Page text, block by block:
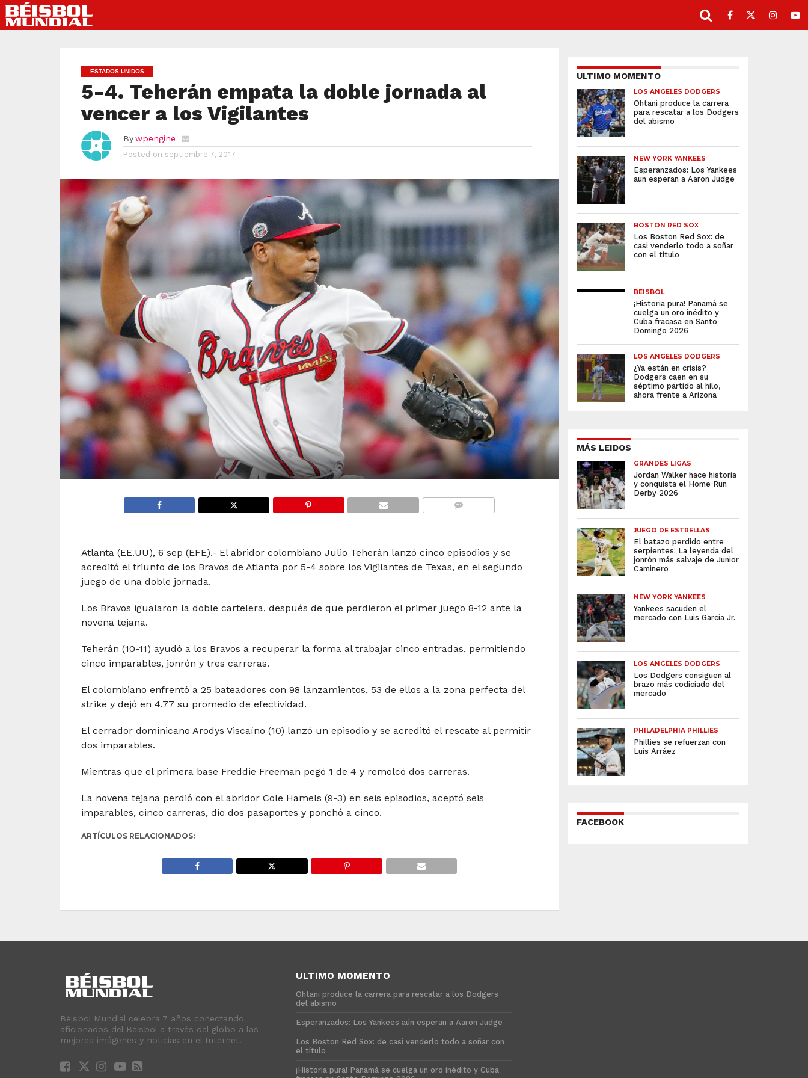
ESTADOS UNIDOS
5-4. Teherán empata la doble jornada al
vencer a los Vigilantes
By wpengine
Posted on septiembre 7, 2017
Atlanta (EE.UU), 6 sep (EFE).- El abridor colombiano Julio Teherán lanzó cinco episodios y se
acreditó el triunfo de los Bravos de Atlanta por 5-4 sobre los Vigilantes de Texas, en el segundo
juego de una doble jornada.
Los Bravos igualaron la doble cartelera, después de que perdieron el primer juego 8-12 ante la
novena tejana.
Teherán (10-11) ayudó a los Bravos a recuperar la forma al trabajar cinco entradas, permitiendo
cinco imparables, jonrón y tres carreras.
El colombiano enfrentó a 25 bateadores con 98 lanzamientos, 53 de ellos a la zona perfecta del
strike y dejó en 4.77 su promedio de efectividad.
El cerrador dominicano Arodys Viscaíno (10) lanzó un episodio y se acreditó el rescate al permitir
dos imparables.
Mientras que el primera base Freddie Freeman pegó 1 de 4 y remolcó dos carreras.
La novena tejana perdió con el abridor Cole Hamels (9-3) en seis episodios, aceptó seis
imparables, cinco carreras, dio dos pasaportes y ponchó a cinco.
ARTÍCULOS RELACIONADOS:
ULTIMO MOMENTO
LOS ANGELES DODGERS
Ohtani produce la carrera
para rescatar a los Dodgers
del abismo
NEW YORK YANKEES
Esperanzados: Los Yankees
aún esperan a Aaron Judge
BOSTON RED SOX
Los Boston Red Sox: de
casi venderlo todo a soñar
con el título
BEISBOL
¡Historia pura! Panamá se
cuelga un oro inédito y
Cuba fracasa en Santo
Domingo 2026
LOS ANGELES DODGERS
¿Ya están en crisis?
Dodgers caen en su
séptimo partido al hilo,
ahora frente a Arizona
MÁS LEIDOS
GRANDES LIGAS
Jordan Walker hace historia
y conquista el Home Run
Derby 2026
JUEGO DE ESTRELLAS
El batazo perdido entre
serpientes: La leyenda del
jonrón más salvaje de Junior
Caminero
NEW YORK YANKEES
Yankees sacuden el
mercado con Luis García Jr.
LOS ANGELES DODGERS
Los Dodgers consiguen al
brazo más codiciado del
mercado
PHILADELPHIA PHILLIES
Phillies se refuerzan con
Luis Arráez
FACEBOOK
Béisbol Mundial celebra 7 años conectando
aficionados del Béisbol a través del globo a las
mejores imágenes y noticias en el Internet.
ULTIMO MOMENTO
Ohtani produce la carrera para rescatar a los Dodgers
del abismo
Esperanzados: Los Yankees aún esperan a Aaron Judge
Los Boston Red Sox: de casi venderlo todo a soñar con
el título
¡Historia pura! Panamá se cuelga un oro inédito y Cuba